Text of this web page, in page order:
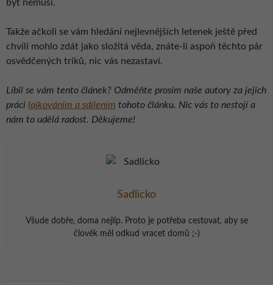
být nemusí.
Takže ačkoli se vám hledání nejlevnějších letenek ještě před
chvílí mohlo zdát jako složitá věda, znáte-li aspoň těchto pár
osvědčených triků, nic vás nezastaví.
Líbil se vám tento článek? Odměňte prosím naše autory za jejich
práci lajkováním a sdílením tohoto článku. Nic vás to nestojí a
nám to udělá radost. Děkujeme!
Sadlicko
Všude dobře, doma nejlíp. Proto je potřeba cestovat, aby se
člověk měl odkud vracet domů ;-)